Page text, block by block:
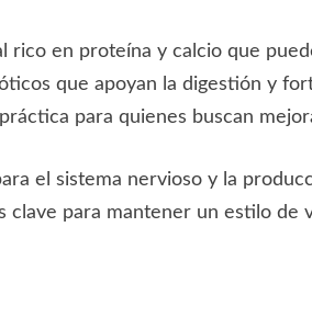
rico en proteína y calcio que
que apoyan la digestión y
para quienes buscan
el sistema nervioso y la
para mantener un estilo de